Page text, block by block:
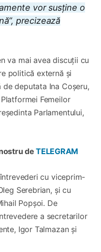
vor susține o
precizează
va mai avea discuții cu
politică externă și
deputata Ina Coșeru,
Femeilor
Parlamentului,
deTELEGRAM
cu viceprim-
Serebrian, și cu
Popșoi. De
a secretarilor
Igor Talmazan și